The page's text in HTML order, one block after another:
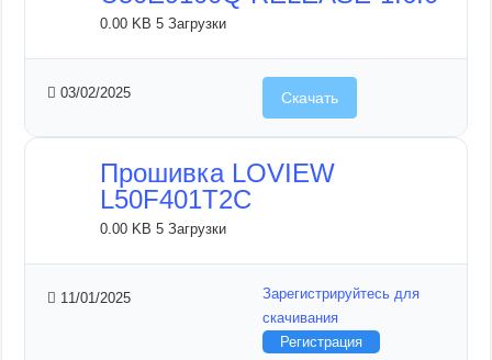
0.00 KB5 Загрузки
03/02/2025 Скачать
Прошивка LOVIEW
L50F401T2C
0.00 KB5 Загрузки
11/01/2025
Зарегистрируйтесь для
скачивания
Регистрация